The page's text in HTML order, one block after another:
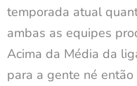
temporada atual
ambas as equipes
Acima da Média da
para a gente né